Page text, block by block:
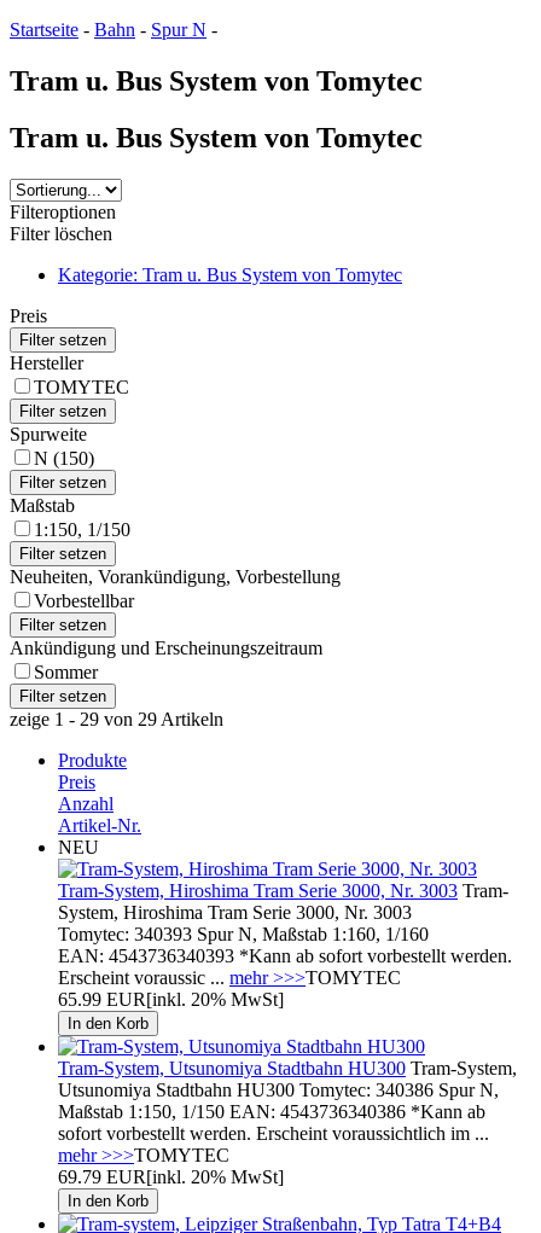
Startseite - Bahn - Spur N -
Tram u. Bus System von Tomytec
Tram u. Bus System von Tomytec
Filteroptionen
Filter löschen
Kategorie: Tram u. Bus System von Tomytec
Preis
Hersteller
TOMYTEC
Spurweite
N (150)
Maßstab
1:150, 1/150
Neuheiten, Vorankündigung, Vorbestellung
Vorbestellbar
Ankündigung und Erscheinungszeitraum
Sommer
zeige 1 - 29 von 29 Artikeln
Produkte
Preis
Anzahl
Artikel-Nr.
NEU
Tram-System, Hiroshima Tram Serie 3000, Nr. 3003 Tram-
System, Hiroshima Tram Serie 3000, Nr. 3003
Tomytec: 340393 Spur N, Maßstab 1:160, 1/160
EAN: 4543736340393 *Kann ab sofort vorbestellt werden.
Erscheint voraussic ... mehr >>>TOMYTEC
65.99 EUR[inkl. 20% MwSt]
Tram-System, Utsunomiya Stadtbahn HU300 Tram-System,
Utsunomiya Stadtbahn HU300 Tomytec: 340386 Spur N,
Maßstab 1:150, 1/150 EAN: 4543736340386 *Kann ab
sofort vorbestellt werden. Erscheint voraussichtlich im ...
mehr >>>TOMYTEC
69.79 EUR[inkl. 20% MwSt]